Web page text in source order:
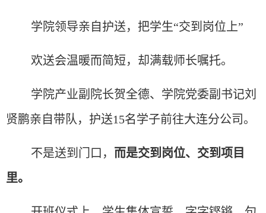
学院领导亲自护送，把学生“交到岗位上”
欢送会温暖而简短，却满载师长嘱托。
学院产业副院长贺全德、学院党委副书记刘
贤鹏亲自带队，护送15名学子前往大连分公司 。
不是送到门口， 而是交到岗位、交到项目
里。